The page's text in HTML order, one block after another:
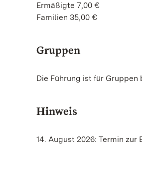
Ermäßigte 7,00 €
Familien 35,00 €
Gruppen
Die Führung ist für Gruppen
Hinweis
14. August 2026: Termin